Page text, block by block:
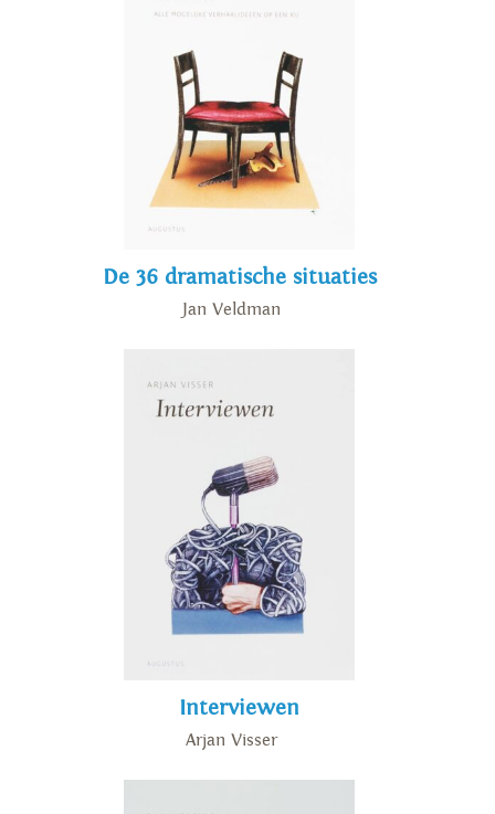
De 36 dramatische situaties
Jan Veldman
Interviewen
Arjan Visser